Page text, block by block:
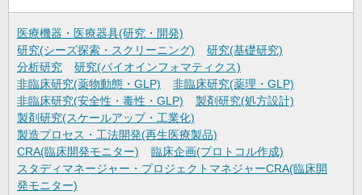
医療機器・医療器具(研究・開発)
研究(シーズ探索・スクリーニング)
研究(基礎研究)
分析研究
研究(バイオインフォマティクス)
非臨床研究(薬物動態・GLP)
非臨床研究(薬理・GLP)
非臨床研究(安全性・毒性・GLP)
製剤研究(処方設計)
製剤研究(スケールアップ・工業化)
製造プロセス・工法開発(再生医療製品)
CRA(臨床開発モニター)
臨床企画(プロトコル作成)
スタディマネージャー・プロジェクトマネジャーCRA(臨床開
発モニター)